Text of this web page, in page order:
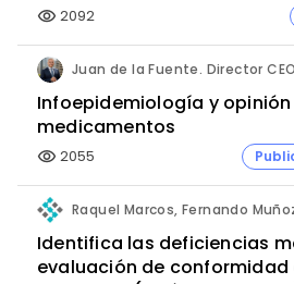
visibility 2092
Juan de la Fuente. Director
Infoepidemiología y
medicamentos
visibility 2055
Identifica las deficiencias
evaluación de